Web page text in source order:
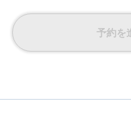
で予めご了承ください。
・フロントロビー、レスト
リックスペースや他客室へは
・ただし、ナチュラルカフェ
びなれた玩具をご持参くださ
予約を